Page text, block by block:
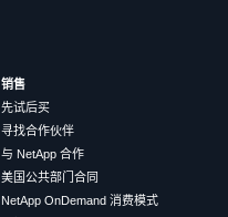
销售
先试后买
寻找合作伙伴
与 NetApp 合作
美国公共部门合同
NetApp OnDemand 消费模式